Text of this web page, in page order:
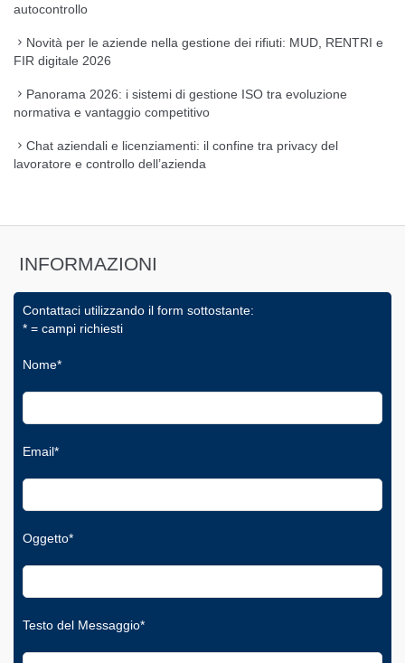
autocontrollo
Novità per le aziende nella gestione dei rifiuti: MUD, RENTRI e
FIR digitale 2026
Panorama 2026: i sistemi di gestione ISO tra evoluzione
normativa e vantaggio competitivo
Chat aziendali e licenziamenti: il confine tra privacy del
lavoratore e controllo dell’azienda
INFORMAZIONI
Contattaci utilizzando il form sottostante:
* = campi richiesti
Nome*
Email*
Oggetto*
Testo del Messaggio*